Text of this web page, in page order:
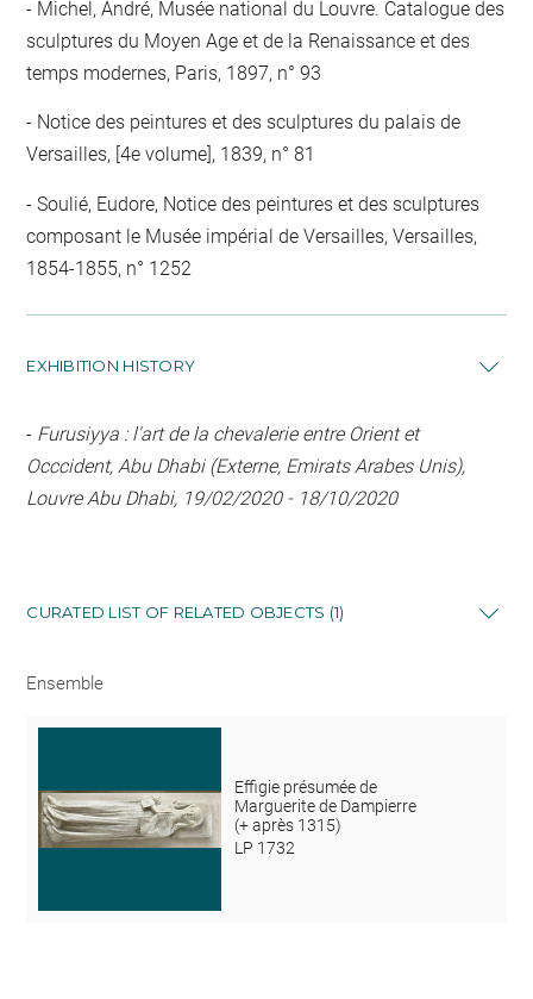
Michel, André, Musée national du Louvre. Catalogue des
sculptures du Moyen Age et de la Renaissance et des
temps modernes, Paris, 1897, n° 93
Notice des peintures et des sculptures du palais de
Versailles, [4e volume], 1839, n° 81
Soulié, Eudore, Notice des peintures et des sculptures
composant le Musée impérial de Versailles, Versailles,
1854-1855, n° 1252
EXHIBITION HISTORY
- Furusiyya : l'art de la chevalerie entre Orient et
Occcident, Abu Dhabi (Externe, Emirats Arabes Unis),
Louvre Abu Dhabi, 19/02/2020 - 18/10/2020
CURATED LIST OF RELATED OBJECTS (1)
Ensemble
Effigie présumée de
Marguerite de Dampierre
(+ après 1315)
LP 1732